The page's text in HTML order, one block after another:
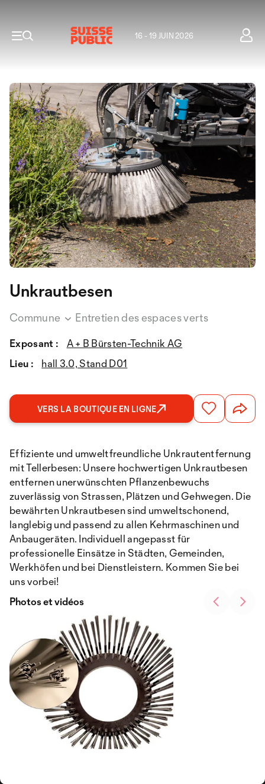
16 - 19 JUIN 2026
Unkrautbesen
Commune Entretien des espaces verts
Exposant :
A + B Bürsten-Technik AG
Lieu :
hall 3.0, Stand D01
VERS LA BOUTIQUE EN LIGNE
Effiziente und umweltfreundliche Unkrautentfernung
mit Tellerbesen: Unsere hochwertigen Unkrautbesen
entfernen unerwünschten Pflanzenbewuchs
zuverlässig von Strassen, Plätzen und Gehwegen. Die
bewährten Unkrautbesen sind umweltschonend,
langlebig und passend zu allen Kehrmaschinen und
Anbaugeräten. Individuell angepasst für
professionelle Einsätze in Städten, Gemeinden,
Werkhöfen und bei Dienstleistern. Kommen Sie bei
uns vorbei!
Photos et vidéos